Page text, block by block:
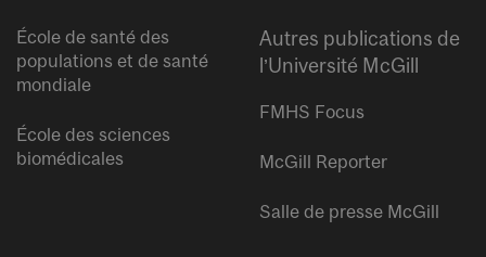
École de santé des
populations et de santé
mondiale
École des sciences
biomédicales
Autres publications de
l’Université McGill
FMHS Focus
McGill Reporter
Salle de presse McGill